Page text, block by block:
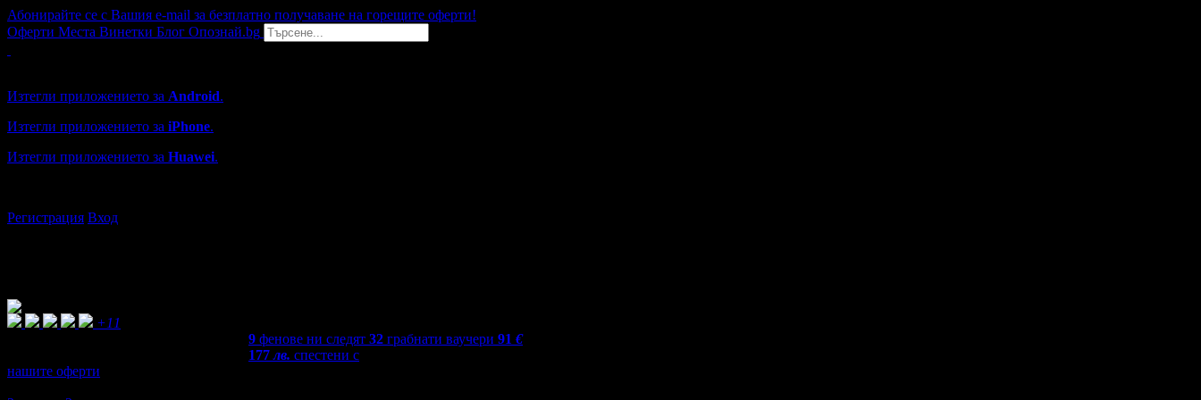
Абонирайте се с Вашия e-mail за безплатно получаване на горещите оферти!
Оферти Места Винетки Блог Опознай.bg
Изтегли приложението за Android.
Изтегли приложението за iPhone.
Изтегли приложението за Huawei.
Регистрация Вход
+11
9 фенове ни следят 32 грабнати ваучери 91 €
177лв. спестени с
нашите оферти